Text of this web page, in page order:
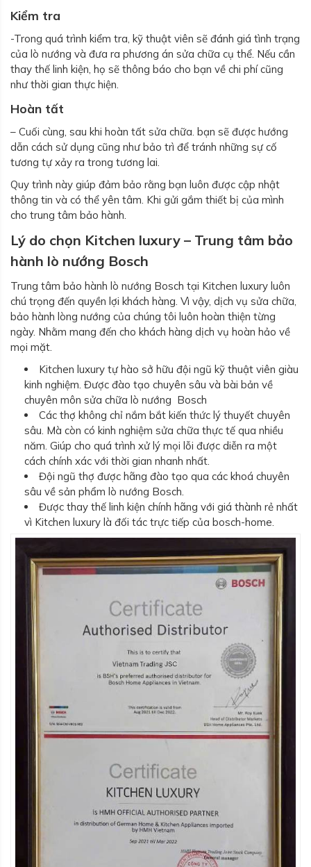
Kiểm tra
-Trong quá trình kiểm tra, kỹ thuật viên sẽ đánh giá tình trạng
của lò nướng và đưa ra phương án sửa chữa cụ thể. Nếu cần
thay thế linh kiện, họ sẽ thông báo cho bạn về chi phí cũng
như thời gian thực hiện.
Hoàn tất
– Cuối cùng, sau khi hoàn tất sửa chữa. bạn sẽ được hướng
dẫn cách sử dụng cũng như bảo trì để tránh những sự cố
tương tự xảy ra trong tương lai.
Quy trình này giúp đảm bảo rằng bạn luôn được cập nhật
thông tin và có thể yên tâm. Khi gửi gắm thiết bị của mình
cho trung tâm bảo hành.
Lý do chọn Kitchen luxury – Trung tâm bảo
hành lò nướng Bosch
Trung tâm bảo hành lò nướng Bosch tại Kitchen luxury luôn
chú trọng đến quyền lợi khách hàng. Vì vậy, dịch vụ sửa chữa,
bảo hành lòng nướng của chúng tôi luôn hoàn thiện từng
ngày. Nhằm mang đến cho khách hàng dịch vụ hoàn hảo về
mọi mặt.
Kitchen luxury tự hào sở hữu đội ngũ kỹ thuật viên giàu
kinh nghiệm. Được đào tạo chuyên sâu và bài bản về
chuyên môn sửa chữa lò nướng Bosch
Các thợ không chỉ nắm bắt kiến thức lý thuyết chuyên
sâu. Mà còn có kinh nghiệm sửa chữa thực tế qua nhiều
năm. Giúp cho quá trình xử lý mọi lỗi được diễn ra một
cách chính xác với thời gian nhanh nhất.
Đội ngũ thợ được hãng đào tạo qua các khoá chuyên
sâu về sản phẩm lò nướng Bosch.
Được thay thế linh kiện chính hãng với giá thành rẻ nhất
vì Kitchen luxury là đối tác trực tiếp của bosch-home.